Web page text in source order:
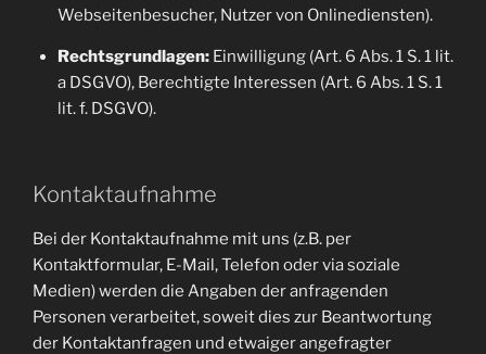
Webseitenbesucher, Nutzer von Onlinediensten).
Rechtsgrundlagen:Einwilligung (Art. 6 Abs. 1 S. 1 lit.
a DSGVO), Berechtigte Interessen (Art. 6 Abs. 1 S. 1
lit. f. DSGVO).
Kontaktaufnahme
Bei der Kontaktaufnahme mit uns (z.B. per
Kontaktformular, E-Mail, Telefon oder via soziale
Medien) werden die Angaben der anfragenden
Personen verarbeitet, soweit dies zur Beantwortung
der Kontaktanfragen und etwaiger angefragter